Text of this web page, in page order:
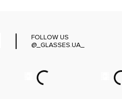
FOLLOW US
@_GLASSES.UA_